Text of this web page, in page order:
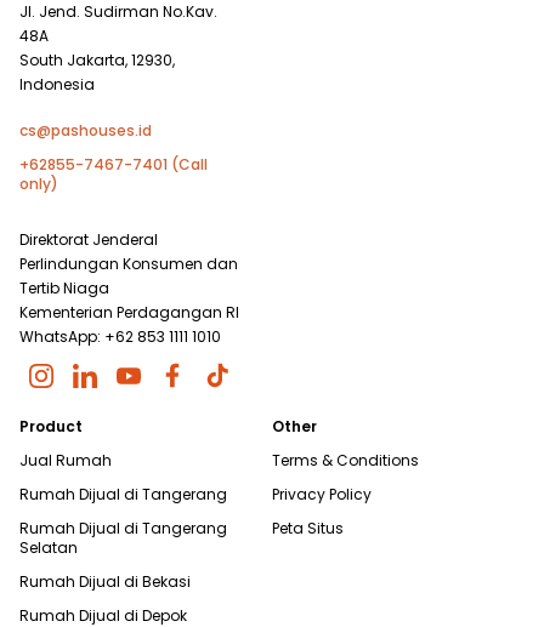
Jl. Jend. Sudirman No.Kav.
48A
South Jakarta, 12930,
Indonesia
cs@pashouses.id
+62855-7467-7401 (Call
only)
Direktorat Jenderal
Perlindungan Konsumen dan
Tertib Niaga
Kementerian Perdagangan RI
WhatsApp: +62 853 1111 1010
Product
Jual Rumah
Rumah Dijual di Tangerang
Rumah Dijual di Tangerang
Selatan
Rumah Dijual di Bekasi
Rumah Dijual di Depok
Other
Terms & Conditions
Privacy Policy
Peta Situs